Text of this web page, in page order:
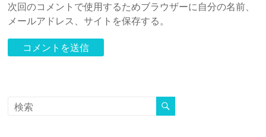
次回のコメントで使用するためブラウザーに自分の名前、
メールアドレス、サイトを保存する。